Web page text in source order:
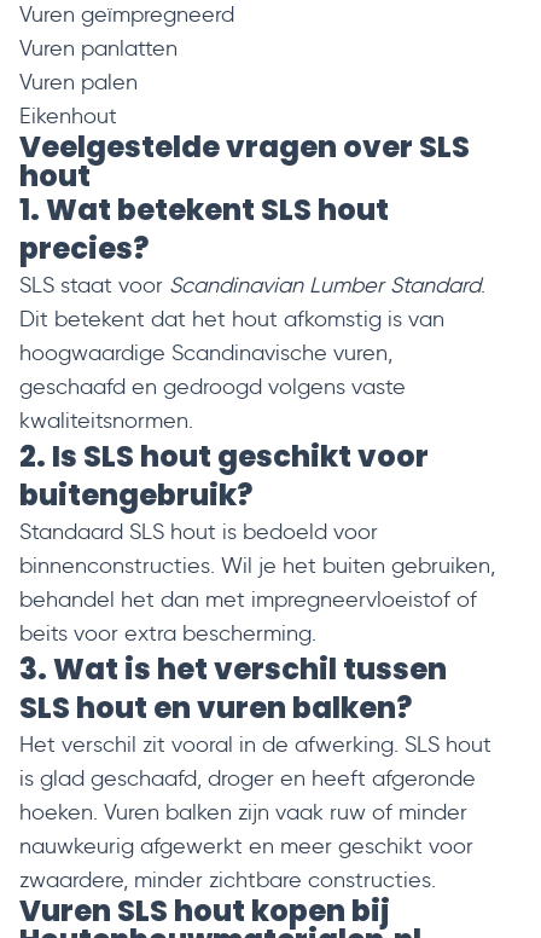
Vuren geïmpregneerd
Vuren panlatten
Vuren palen
Eikenhout
Veelgestelde vragen over SLS
hout
1. Wat betekent SLS hout
precies?
SLS staat voor Scandinavian Lumber Standard.
Dit betekent dat het hout afkomstig is van
hoogwaardige Scandinavische vuren,
geschaafd en gedroogd volgens vaste
kwaliteitsnormen.
2. Is SLS hout geschikt voor
buitengebruik?
Standaard SLS hout is bedoeld voor
binnenconstructies. Wil je het buiten gebruiken,
behandel het dan met impregneervloeistof of
beits voor extra bescherming.
3. Wat is het verschil tussen
SLS hout en vuren balken?
Het verschil zit vooral in de afwerking. SLS hout
is glad geschaafd, droger en heeft afgeronde
hoeken. Vuren balken zijn vaak ruw of minder
nauwkeurig afgewerkt en meer geschikt voor
zwaardere, minder zichtbare constructies.
Vuren SLS hout kopen bij